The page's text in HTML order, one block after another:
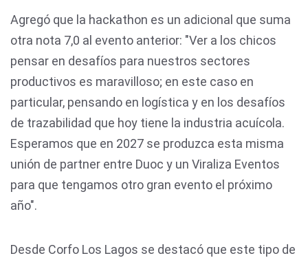
Agregó que la hackathon es un adicional que suma
otra nota 7,0 al evento anterior: "Ver a los chicos
pensar en desafíos para nuestros sectores
productivos es maravilloso; en este caso en
particular, pensando en logística y en los desafíos
de trazabilidad que hoy tiene la industria acuícola.
Esperamos que en 2027 se produzca esta misma
unión de partner entre Duoc y un Viraliza Eventos
para que tengamos otro gran evento el próximo
año".
Desde Corfo Los Lagos se destacó que este tipo de